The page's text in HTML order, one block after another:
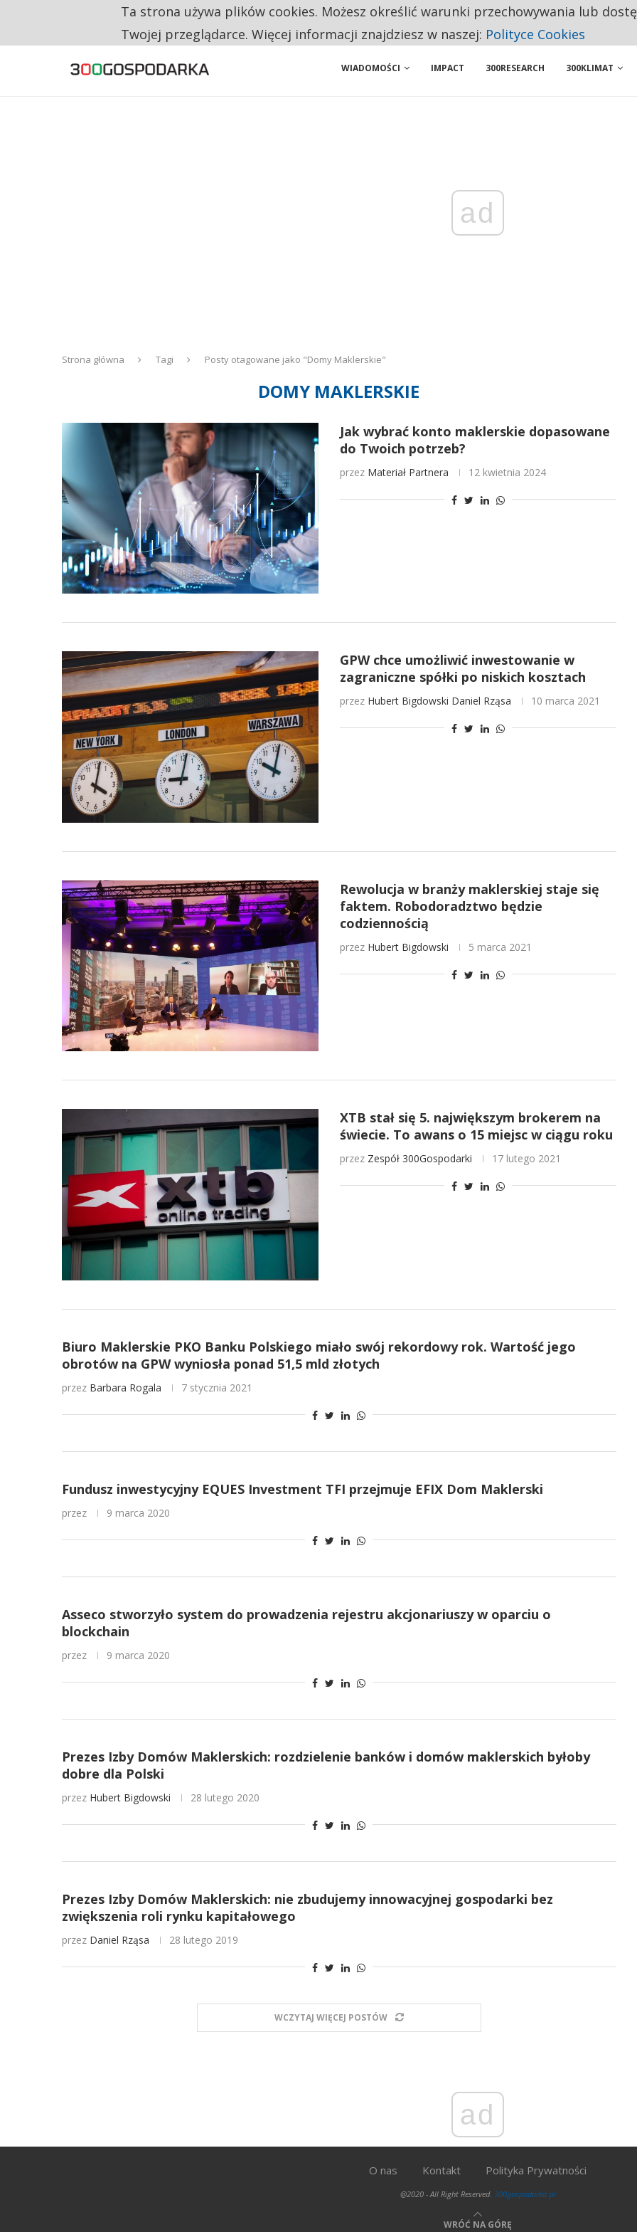
TRZECH NA CZTERECH PONOWNIE ZAŁOŻYŁOBY WŁASNĄ FIRMĘ. INNYM JUŻ TAK ŁATWO JEJ NIE POLECAJĄ
WIADOMOŚCI IMPACT 300RESEARCH 300KLIMAT
ad
Strona główna Tagi Posty otagowane jako "Domy Maklerskie"
DOMY MAKLERSKIE
Jak wybrać konto maklerskie dopasowane
do Twoich potrzeb?
przez Materiał Partnera 12 kwietnia 2024
GPW chce umożliwić inwestowanie w
zagraniczne spółki po niskich kosztach
przez Hubert Bigdowski Daniel Rząsa 10 marca 2021
Rewolucja w branży maklerskiej staje się
faktem. Robodoradztwo będzie
codziennością
przez Hubert Bigdowski 5 marca 2021
XTB stał się 5. największym brokerem na
świecie. To awans o 15 miejsc w ciągu roku
przez Zespół 300Gospodarki 17 lutego 2021
Biuro Maklerskie PKO Banku Polskiego miało swój rekordowy rok. Wartość jego
obrotów na GPW wyniosła ponad 51,5 mld złotych
przez Barbara Rogala 7 stycznia 2021
Fundusz inwestycyjny EQUES Investment TFI przejmuje EFIX Dom Maklerski
przez 9 marca 2020
Asseco stworzyło system do prowadzenia rejestru akcjonariuszy w oparciu o
blockchain
przez 9 marca 2020
Prezes Izby Domów Maklerskich: rozdzielenie banków i domów maklerskich byłoby
dobre dla Polski
przez Hubert Bigdowski 28 lutego 2020
Prezes Izby Domów Maklerskich: nie zbudujemy innowacyjnej gospodarki bez
zwiększenia roli rynku kapitałowego
przez Daniel Rząsa 28 lutego 2019
WCZYTAJ WIĘCEJ POSTÓW
ad
O nas Kontakt Polityka Prywatności
@2020 - All Right Reserved. 300gospodarka.pl
WRÓĆ NA GÓRĘ
Ta strona używa plików cookies. Możesz określić warunki przechowywania lub
Twojej przeglądarce. Więcej informacji znajdziesz w naszej: Polityce Cookies